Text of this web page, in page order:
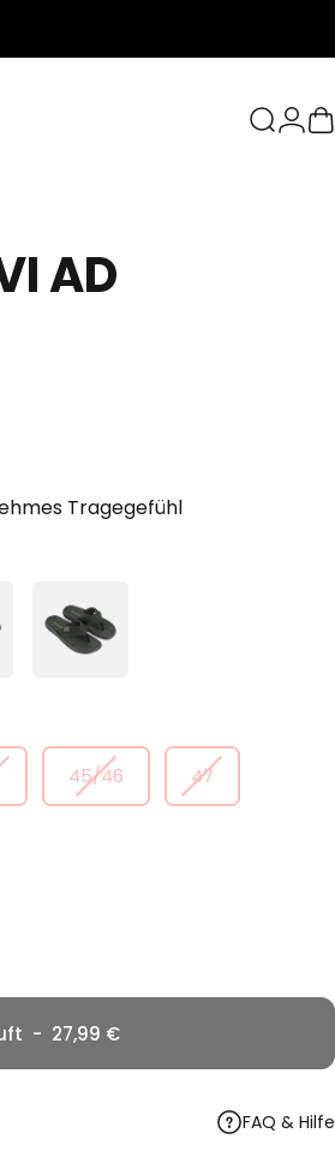
Suche
AD
Tragegefühl
45/46 47
- 27,99 €
FAQ & Hilfe